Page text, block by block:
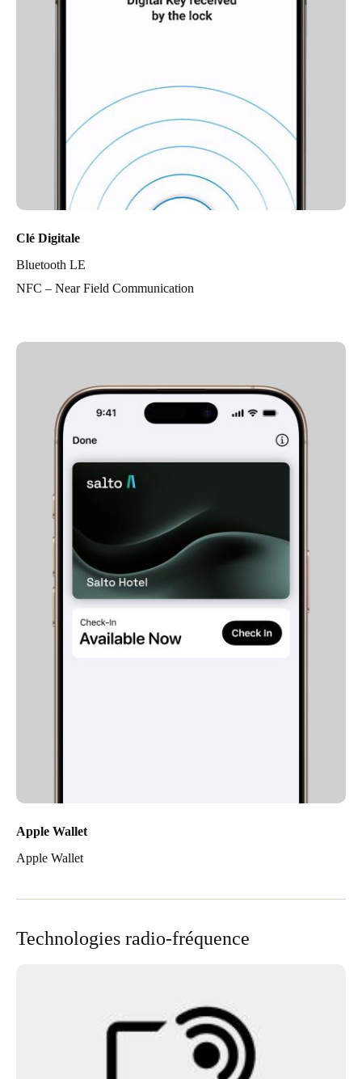
Clé Digitale
Bluetooth LE
NFC – Near Field Communication
Apple Wallet
Apple Wallet
Technologies radio-fréquence